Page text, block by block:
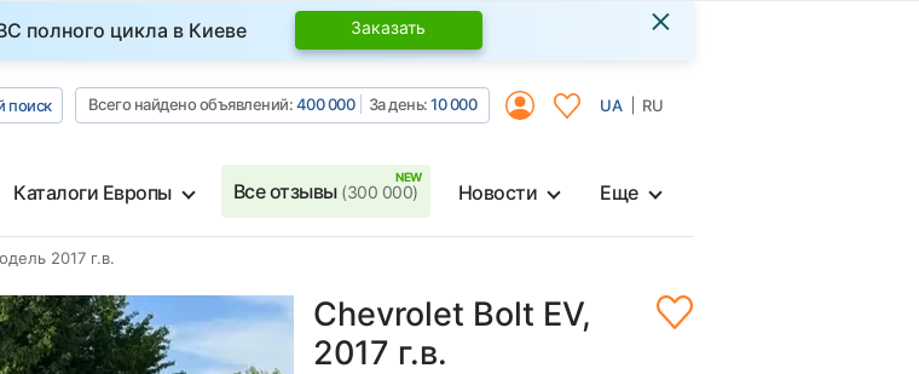
полного цикла в Киеве Заказать ×
поиск Всего найдено объявлений:400 000 За день:10 000 UA RU
Каталоги Европы Все отзывы (300 000) Новости Еще
2017 г.в.
Chevrolet Bolt EV,
2017 г.в.